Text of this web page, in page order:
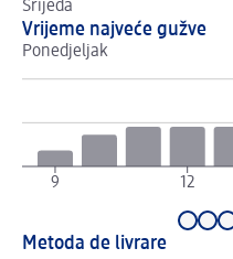
Srijeda
Vrijeme najveće gužve
Ponedjeljak
9 12
Metoda de livrare